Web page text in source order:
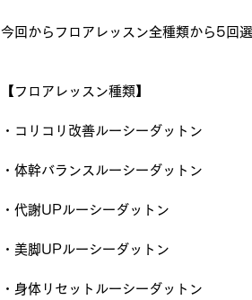
今回からフロアレッスン全種類から5回
【フロアレッスン種類】
・コリコリ改善ルーシーダットン
・体幹バランスルーシーダットン
・代謝UPルーシーダットン
・美脚UPルーシーダットン
・身体リセットルーシーダットン